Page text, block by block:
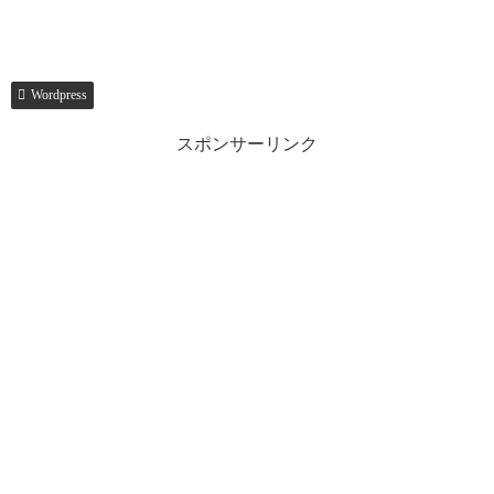
Wordpress
スポンサーリンク